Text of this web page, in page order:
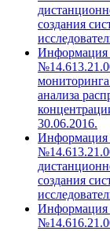
создания
Информация
анализа
30.06.2016.
Информация
создания
Информация